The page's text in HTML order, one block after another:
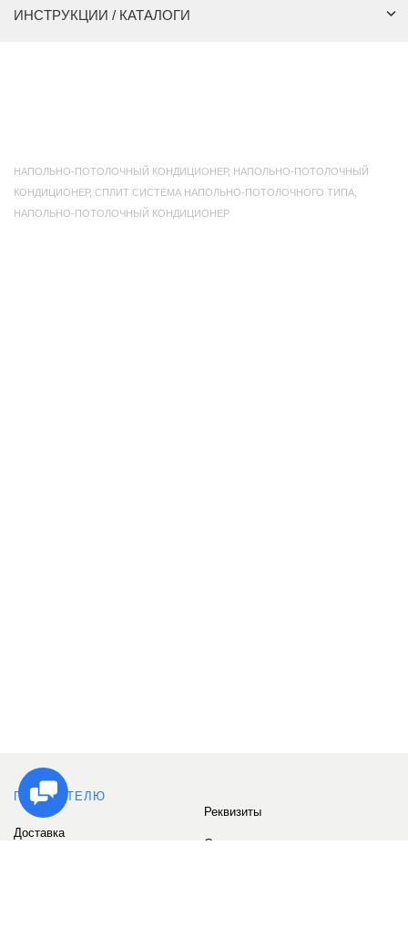
ИНСТРУКЦИИ / КАТАЛОГИ
НАПОЛЬНО-ПОТОЛОЧНЫЙ КОНДИЦИОНЕР, НАПОЛЬНО-ПОТОЛОЧНЫЙ
КОНДИЦИОНЕР, СПЛИТ СИСТЕМА НАПОЛЬНО-ПОТОЛОЧНОГО ТИПА
НАПОЛЬНО-ПОТОЛОЧНЫЙ КОНДИЦИОНЕР
ПОКУПАТЕЛЮ
Доставка
Реквизиты
Сервис